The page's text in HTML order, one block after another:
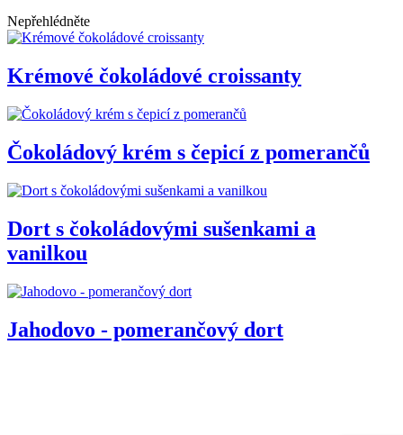
Nepřehlédněte
Krémové čokoládové croissanty
Čokoládový krém s čepicí z pomerančů
Dort s čokoládovými sušenkami a
vanilkou
Jahodovo - pomerančový dort